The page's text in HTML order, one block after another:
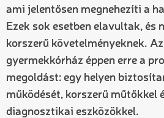
ami jelentősen megnehezíti a
Ezek sok esetben elavultak, és
korszerű követelményeknek.
gyermekkórház éppen erre a
megoldást: egy helyen
működését, korszerű műtőkkel
diagnosztikai eszközökkel.